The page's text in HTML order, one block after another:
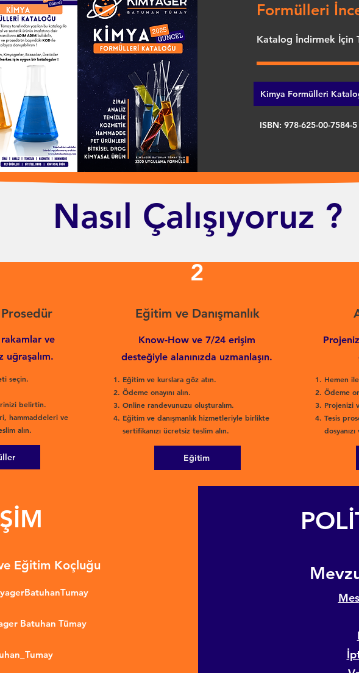
Formülleri
Katalog İndirmek İçin
Kimya Formülleri
ISBN: 978-625-00-7584-5
Nasıl Çalışıyoruz ?
ve
uğraşalım.
seçin.
belirtin.
hammaddeleri ve
alın.
2
Eğitim ve Danışmanlık
Know-How ve 7/24 erişim
desteğiyle alanınızda uzmanlaşın.
Eğitim ve kurslara göz atın.
Ödeme onayını alın.
Online randevunuzu oluşturalım.
Eğitim ve danışmanlık hizmetleriyle birlikte
sertifikanızı ücretsiz teslim alın.
Eğitim
Hemen
Ödeme
Projenizi
Tesis
Eğitim Koçluğu
Batuhan Tümay